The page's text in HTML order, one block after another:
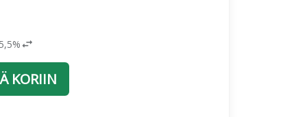
swap_horiz
KORIIN